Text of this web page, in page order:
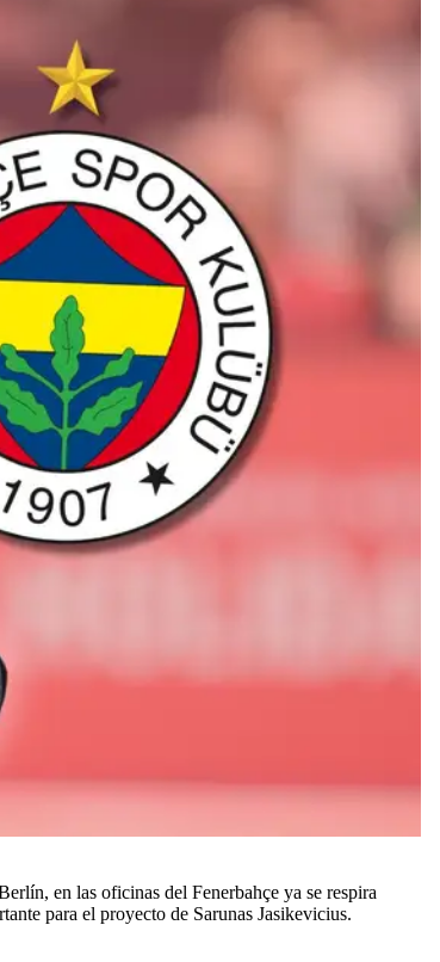
en las oficinas del Fenerbahçe ya se respira
para el proyecto de Sarunas Jasikevicius.